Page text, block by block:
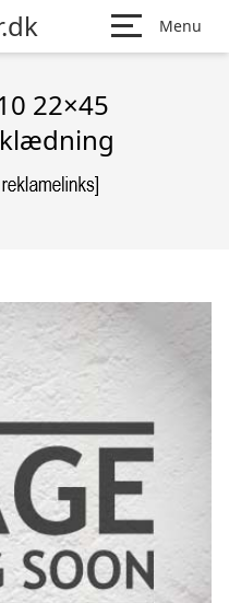
Menu
22×45